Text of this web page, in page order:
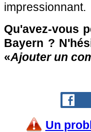
impressionnant.
Qu'avez-vous
Bayern ?
«Ajouter un
Un